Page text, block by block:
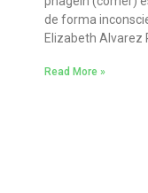
de forma
Elizabeth Alvarez
Read More »